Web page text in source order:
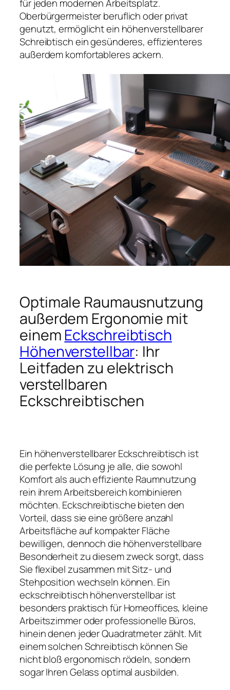
für jeden modernen Arbeitsplatz.
Oberbürgermeister beruflich oder privat
genutzt, ermöglicht ein höhenverstellbarer
Schreibtisch ein gesünderes, effizienteres
außerdem komfortableres ackern.
Optimale Raumausnutzung
außerdem Ergonomie mit
einem Eckschreibtisch
Höhenverstellbar: Ihr
Leitfaden zu elektrisch
verstellbaren
Eckschreibtischen
Ein höhenverstellbarer Eckschreibtisch ist
die perfekte Lösung je alle, die sowohl
Komfort als auch effiziente Raumnutzung
rein ihrem Arbeitsbereich kombinieren
möchten. Eckschreibtische bieten den
Vorteil, dass sie eine größere anzahl
Arbeitsfläche auf kompakter Fläche
bewilligen, dennoch die höhenverstellbare
Besonderheit zu diesem zweck sorgt, dass
Sie flexibel zusammen mit Sitz- und
Stehposition wechseln können. Ein
eckschreibtisch höhenverstellbar ist
besonders praktisch für Homeoffices, kleine
Arbeitszimmer oder professionelle Büros,
hinein denen jeder Quadratmeter zählt. Mit
einem solchen Schreibtisch können Sie
nicht bloß ergonomisch rödeln, sondern
sogar Ihren Gelass optimal ausbilden.